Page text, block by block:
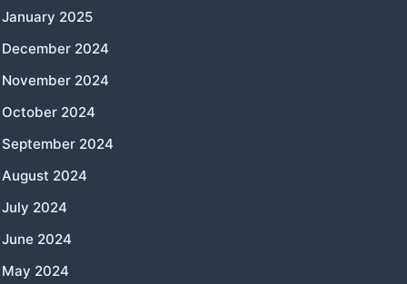
January 2025
December 2024
November 2024
October 2024
September 2024
August 2024
July 2024
June 2024
May 2024